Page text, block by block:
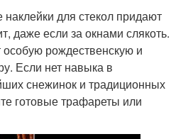
для стекол придают
даже если за окнами слякоть.
рождественскую и
Если нет навыка в
снежинок и традиционных
готовые трафареты или